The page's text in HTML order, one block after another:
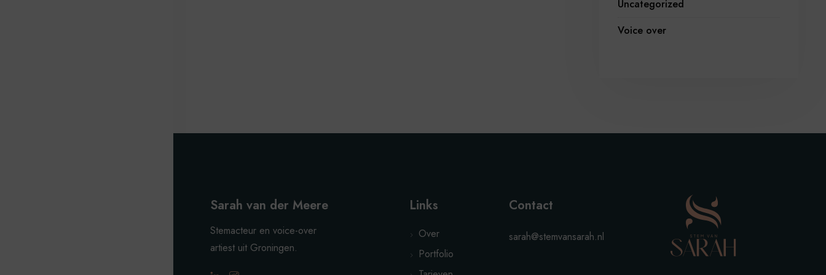
Uncategorized
Voice over
Sarah van der Meere
Stemacteur en voice-over
artiest uit Groningen.
Links
Over
Portfolio
Contact
sarah@stemvansarah.nl